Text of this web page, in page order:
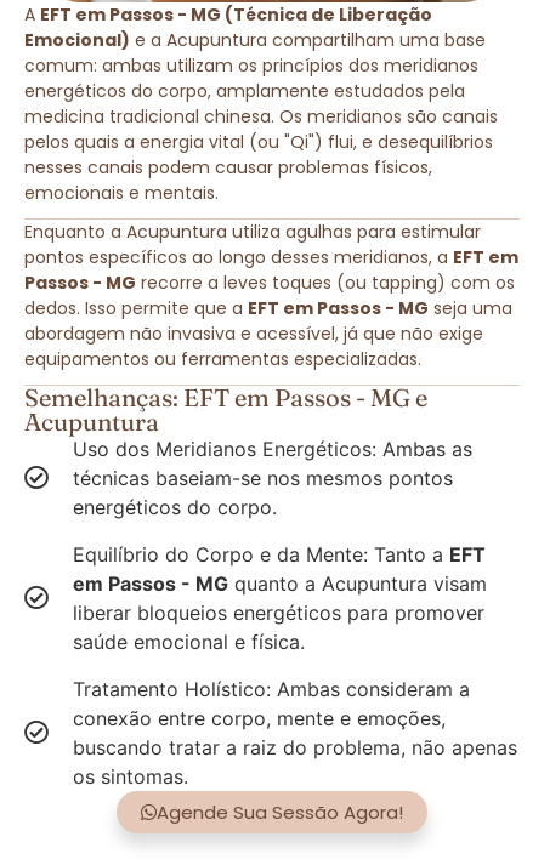
A EFT em Passos - MG (Técnica de Liberação
Emocional) e a Acupuntura compartilham uma base
comum: ambas utilizam os princípios dos meridianos
energéticos do corpo, amplamente estudados pela
medicina tradicional chinesa. Os meridianos são canais
pelos quais a energia vital (ou "Qi") flui, e desequilíbrios
nesses canais podem causar problemas físicos,
emocionais e mentais.
Enquanto a Acupuntura utiliza agulhas para estimular
pontos específicos ao longo desses meridianos, a EFT em
Passos - MG recorre a leves toques (ou tapping) com os
dedos. Isso permite que a EFT em Passos - MG seja uma
abordagem não invasiva e acessível, já que não exige
equipamentos ou ferramentas especializadas.
Semelhanças: EFT em Passos - MG e
Acupuntura
Uso dos Meridianos Energéticos: Ambas as
técnicas baseiam-se nos mesmos pontos
energéticos do corpo.
Equilíbrio do Corpo e da Mente: Tanto a EFT
em Passos - MG quanto a Acupuntura visam
liberar bloqueios energéticos para promover
saúde emocional e física.
Tratamento Holístico: Ambas consideram a
conexão entre corpo, mente e emoções,
buscando tratar a raiz do problema, não apenas
os sintomas.
Agende Sua Sessão Agora!